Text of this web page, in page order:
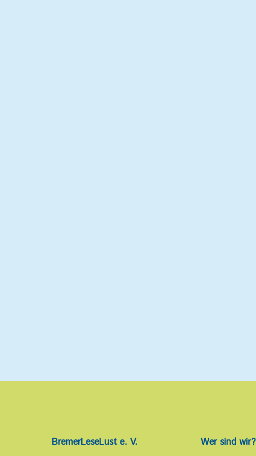
BremerLeseLust e. V. Wer sind wir?